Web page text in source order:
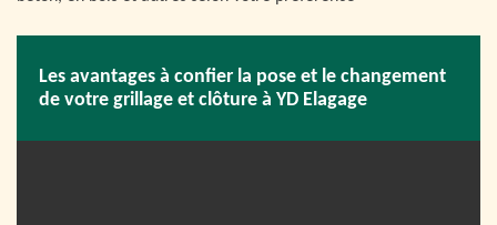
Les avantages à confier la pose et le changement
de votre grillage et clôture à YD Elagage